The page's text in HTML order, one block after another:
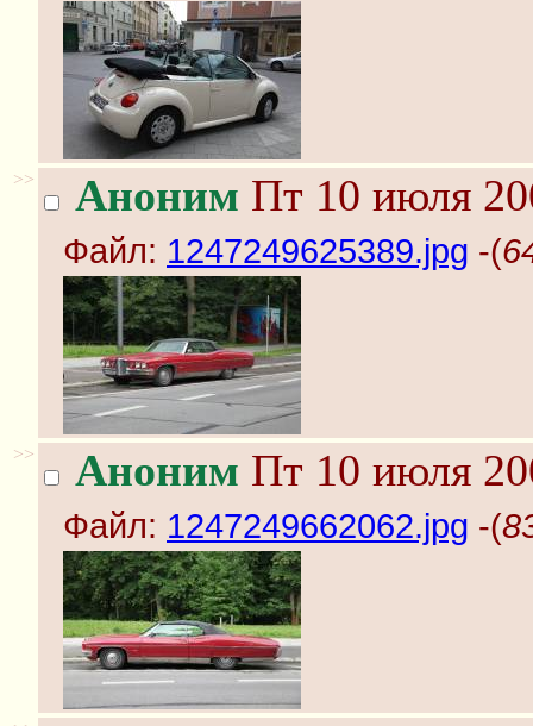
>> Аноним Пт 10 июля
Файл: 1247249625389.jpg -(
>> Аноним Пт 10 июля
Файл: 1247249662062.jpg -(